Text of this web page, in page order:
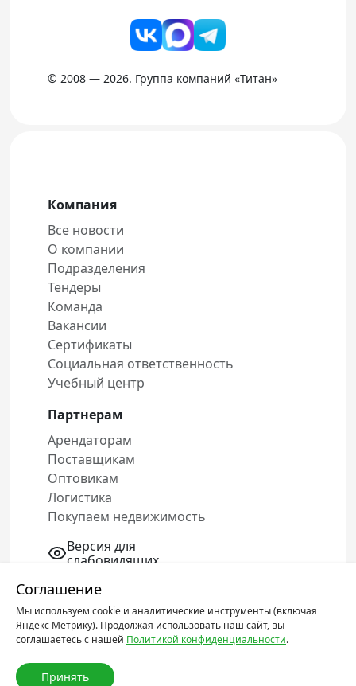
Соглашение
Мы используем cookie и аналитические инструменты (включая
Яндекс Метрику). Продолжая использовать наш сайт, вы
соглашаетесь с нашей Политикой конфиденциальности.
Принять
© 2008 — 2026. Группа компаний «Титан»
Компания
Все новости
О компании
Подразделения
Тендеры
Команда
Вакансии
Сертификаты
Социальная ответственность
Учебный центр
Партнерам
Арендаторам
Поставщикам
Оптовикам
Логистика
Покупаем недвижимость
Версия для
слабовидящих
Политика конфиденциальности
Соглашение об обработке персональных
данных